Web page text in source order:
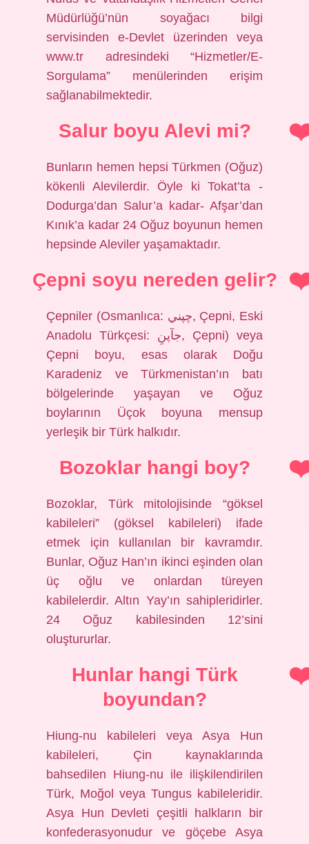
Müdürlüğü’nün soyağacı bilgi
servisinden e-Devlet üzerinden veya
www.tr adresindeki “Hizmetler/E-
Sorgulama” menülerinden erişim
sağlanabilmektedir.
Salur boyu Alevi mi?
Bunların hemen hepsi Türkmen (Oğuz)
kökenli Alevilerdir. Öyle ki Tokat’ta -
Dodurga’dan Salur’a kadar- Afşar’dan
Kınık’a kadar 24 Oğuz boyunun hemen
hepsinde Aleviler yaşamaktadır.
Çepni soyu nereden gelir?
Çepniler (Osmanlıca: چپني, Çepni, Eski
Anadolu Türkçesi: جآپنِ, Çepni) veya
Çepni boyu, esas olarak Doğu
Karadeniz ve Türkmenistan’ın batı
bölgelerinde yaşayan ve Oğuz
boylarının Üçok boyuna mensup
yerleşik bir Türk halkıdır.
Bozoklar hangi boy?
Bozoklar, Türk mitolojisinde “göksel
kabileleri” (göksel kabileleri) ifade
etmek için kullanılan bir kavramdır.
Bunlar, Oğuz Han’ın ikinci eşinden olan
üç oğlu ve onlardan türeyen
kabilelerdir. Altın Yay’ın sahipleridirler.
24 Oğuz kabilesinden 12’sini
oluştururlar.
Hunlar hangi Türk
boyundan?
Hiung-nu kabileleri veya Asya Hun
kabileleri, Çin kaynaklarında
bahsedilen Hiung-nu ile ilişkilendirilen
Türk, Moğol veya Tungus kabileleridir.
Asya Hun Devleti çeşitli halkların bir
konfederasyonudur ve göçebe Asya